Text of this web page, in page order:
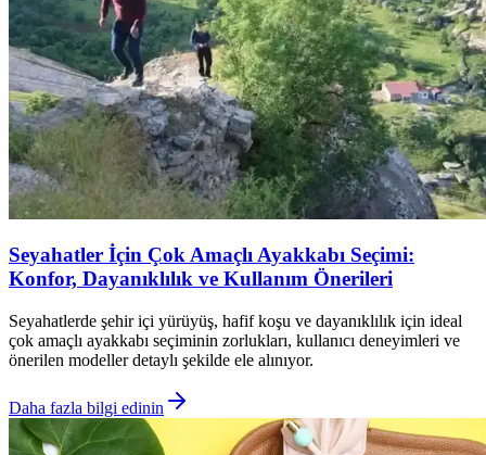
Seyahatler İçin Çok Amaçlı Ayakkabı Seçimi:
Konfor, Dayanıklılık ve Kullanım Önerileri
Seyahatlerde şehir içi yürüyüş, hafif koşu ve dayanıklılık için ideal
çok amaçlı ayakkabı seçiminin zorlukları, kullanıcı deneyimleri ve
önerilen modeller detaylı şekilde ele alınıyor.
Daha fazla bilgi edinin